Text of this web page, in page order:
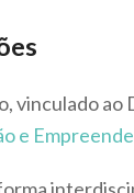
vinculado
e